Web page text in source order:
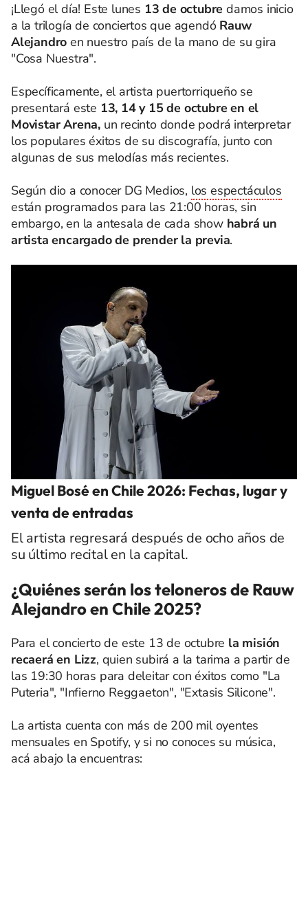
¡Llegó el día! Este lunes 13 de octubre damos inicio
a la trilogía de conciertos que agendóRauw
Alejandroen nuestro país de la mano de su gira
"Cosa Nuestra".
Específicamente, el artista puertorriqueño se
presentará este 13, 14 y 15 de octubre en el
Movistar Arena, un recinto donde podrá interpretar
los populares éxitos de su discografía, junto con
algunas de sus melodías más recientes.
Según dio a conocer DG Medios, los espectáculos
están programados para las 21:00 horas, sin
embargo, en la antesala de cada showhabrá un
artista encargado de prender la previa.
Miguel Bosé en Chile 2026: Fechas, lugar y
venta de entradas
El artista regresará después de ocho años de
su último recital en la capital.
¿Quiénes serán los teloneros de Rauw
Alejandro en Chile 2025?
Para el concierto de este 13 de octubre la misión
recaerá en Lizz, quien subirá a la tarima a partir de
las 19:30 horas para deleitar con éxitos como "La
Puteria", "Infierno Reggaeton", "Extasis Silicone".
La artista cuenta con más de 200 mil oyentes
mensuales en Spotify, y si no conoces su música,
acá abajo la encuentras: